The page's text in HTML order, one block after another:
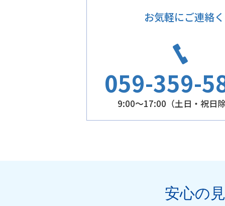
お気軽にご連絡
059-359-
9:00～17:00（土日・祝日
安心の